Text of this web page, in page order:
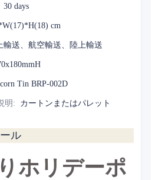
30 days
cm
輸送、航空輸送、陸上輸送
Tin BRP-002D
明 : カートンまたはパレット
ル
ホリデーポ